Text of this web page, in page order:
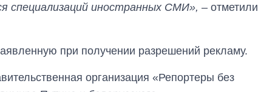
специализаций иностранных СМИ», – отметили
при получении разрешений рекламу.
организация «Репортеры без
бюджет
Министерства